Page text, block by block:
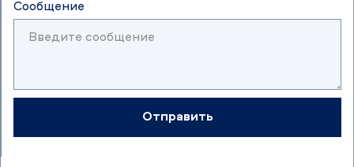
Сообщение
Отправить